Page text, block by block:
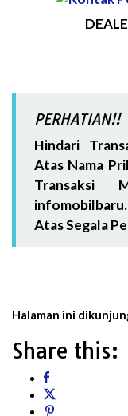
PERHATIAN!!
Hindari
Atas Nama
Transaksi
Atas Segala
Halaman ini
Share this: